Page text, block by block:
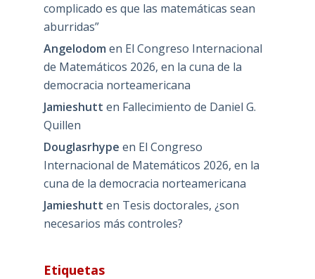
complicado es que las matemáticas sean
aburridas”
Angelodom en El Congreso Internacional
de Matemáticos 2026, en la cuna de la
democracia norteamericana
Jamieshutt en Fallecimiento de Daniel G.
Quillen
Douglasrhype en El Congreso
Internacional de Matemáticos 2026, en la
cuna de la democracia norteamericana
Jamieshutt en Tesis doctorales, ¿son
necesarios más controles?
Etiquetas